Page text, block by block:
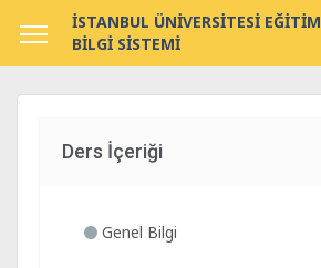
İSTANBUL ÜNİVERSİTESİ EĞİTİM
BİLGİ SİSTEMİ
Ders İçeriği
Genel Bilgi